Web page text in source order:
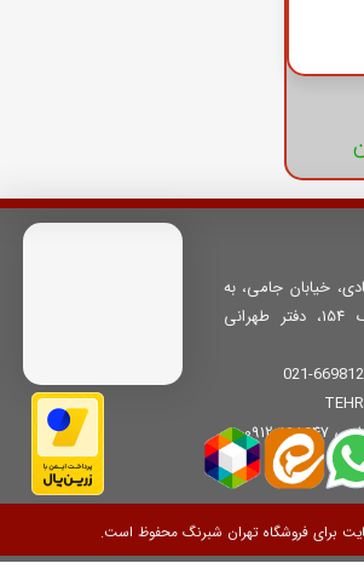
برای فروشگاه تهران شبرنگ محفوظ است.
خیابان جامی، به
سمت خیابان ولیعصر، پلاک 154، دفتر طهرانی